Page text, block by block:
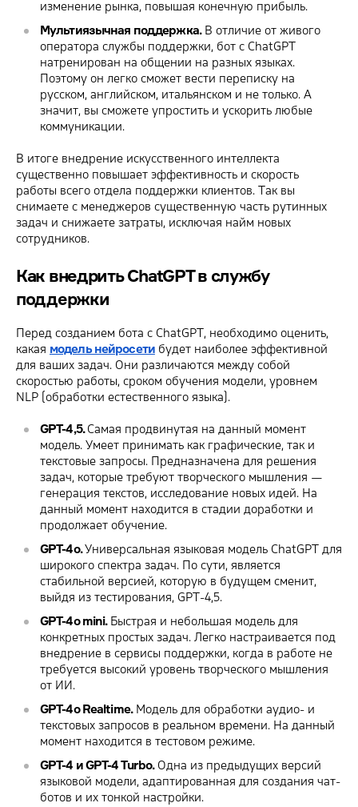
изменение рынка, повышая конечную прибыль.
Мультиязычная поддержка.В отличие от живого
оператора службы поддержки, бот с ChatGPT
натренирован на общении на разных языках.
Поэтому он легко сможет вести переписку на
русском, английском, итальянском и не только. А
значит, вы сможете упростить и ускорить любые
коммуникации.
В итоге внедрение искусственного интеллекта
существенно повышает эффективность и скорость
работы всего отдела поддержки клиентов. Так вы
снимаете с менеджеров существенную часть рутинных
задач и снижаете затраты, исключая найм новых
сотрудников.
Как внедрить ChatGPT в службу
поддержки
Перед созданием бота с ChatGPT, необходимо оценить,
какая модель нейросетибудет наиболее эффективной
для ваших задач. Они различаются между собой
скоростью работы, сроком обучения модели, уровнем
NLP (обработки естественного языка).
GPT-4,5.Самая продвинутая на данный момент
модель. Умеет принимать как графические, так и
текстовые запросы. Предназначена для решения
задач, которые требуют творческого мышления —
генерация текстов, исследование новых идей. На
данный момент находится в стадии доработки и
продолжает обучение.
GPT-4o.Универсальная языковая модель ChatGPT для
широкого спектра задач. По сути, является
стабильной версией, которую в будущем сменит,
выйдя из тестирования, GPT-4,5.
GPT-4o mini. Быстрая и небольшая модель для
конкретных простых задач. Легко настраивается под
внедрение в сервисы поддержки, когда в работе не
требуется высокий уровень творческого мышления
от ИИ.
GPT-4o Realtime.Модель для обработки аудио- и
текстовых запросов в реальном времени. На данный
момент находится в тестовом режиме.
GPT-4 и GPT-4 Turbo.Одна из предыдущих версий
языковой модели, адаптированная для создания чат-
ботов и их тонкой настройки.